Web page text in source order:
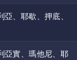
、耶歇、押底、
亞實、瑪他尼、耶